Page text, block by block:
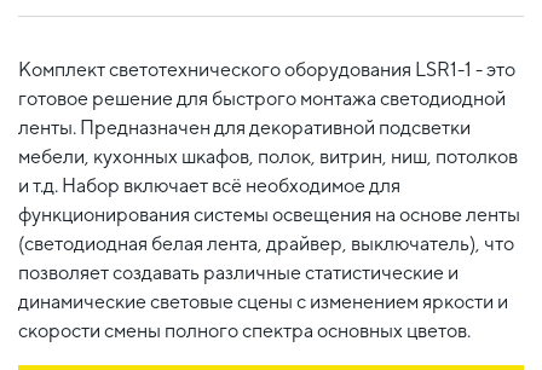
Комплект светотехнического оборудования LSR1-1 - это
готовое решение для быстрого монтажа светодиодной
ленты. Предназначен для декоративной подсветки
мебели, кухонных шкафов, полок, витрин, ниш, потолков
и т.д. Набор включает всё необходимое для
функционирования системы освещения на основе ленты
(светодиодная белая лента, драйвер, выключатель), что
позволяет создавать различные статистические и
динамические световые сцены с изменением яркости и
скорости смены полного спектра основных цветов.